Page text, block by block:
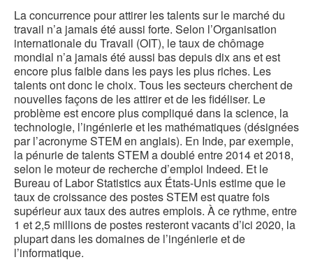
La concurrence pour attirer les talents sur le marché du
travail n’a jamais été aussi forte. Selon l’Organisation
internationale du Travail (OIT), le taux de chômage
mondial n’a jamais été aussi bas depuis dix ans et est
encore plus faible dans les pays les plus riches. Les
talents ont donc le choix. Tous les secteurs cherchent de
nouvelles façons de les attirer et de les fidéliser. Le
problème est encore plus compliqué dans la science, la
technologie, l’ingénierie et les mathématiques (désignées
par l’acronyme STEM en anglais). En Inde, par exemple,
la pénurie de talents STEM a doublé entre 2014 et 2018,
selon le moteur de recherche d’emploi Indeed. Et le
Bureau of Labor Statistics aux États-Unis estime que le
taux de croissance des postes STEM est quatre fois
supérieur aux taux des autres emplois. À ce rythme, entre
1 et 2,5 millions de postes resteront vacants d’ici 2020, la
plupart dans les domaines de l’ingénierie et de
l’informatique.